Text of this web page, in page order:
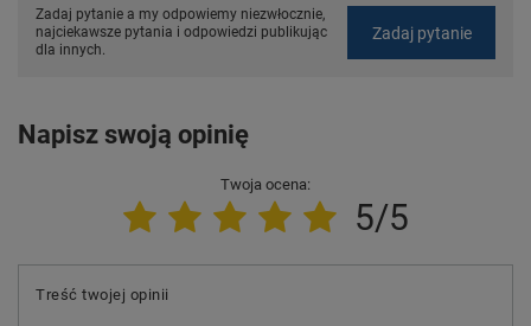
Zadaj pytanie a my odpowiemy niezwłocznie,
najciekawsze pytania i odpowiedzi publikując
dla innych.
Zadaj pytanie
Napisz swoją opinię
Twoja ocena:
5/5
Treść twojej opinii